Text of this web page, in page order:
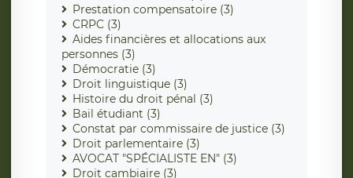
Prestation compensatoire (3)
CRPC (3)
Aides financières et allocations aux
personnes (3)
Démocratie (3)
Droit linguistique (3)
Histoire du droit pénal (3)
Bail étudiant (3)
Constat par commissaire de justice (3)
Droit parlementaire (3)
AVOCAT "SPÉCIALISTE EN" (3)
Droit cambiaire (3)